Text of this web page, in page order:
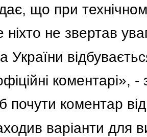
що при
не звертав
України
коментарі»,
почути коментар
варіанти для